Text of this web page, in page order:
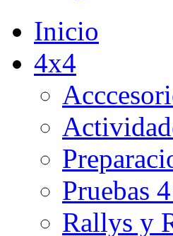
Inicio
4x4
Pruebas
Rallys y